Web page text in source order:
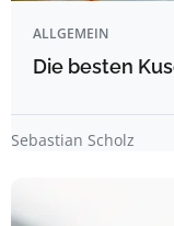
ALLGEMEIN
Die besten
Sebastian Scholz